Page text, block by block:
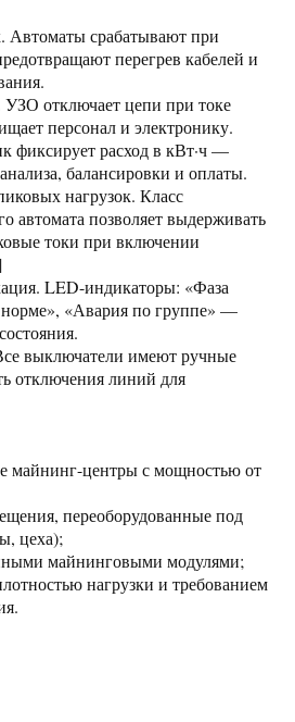
Автоматы срабатывают при
перегрев кабелей и
УЗО отключает цепи при токе
персонал и электронику.
фиксирует расход в кВт·ч —
балансировки и оплаты.
нагрузок. Класс
автомата позволяет выдерживать
токи при включении
LED-индикаторы: «Фаза
«Авария по группе» —
выключатели имеют ручные
отключения линий для
майнинг-центры с мощностью от
переоборудованные под
цеха);
майнинговыми модулями;
нагрузки и требованием